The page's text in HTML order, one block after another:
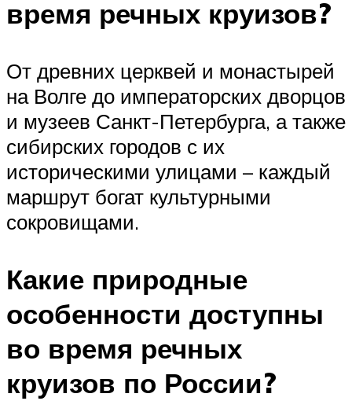
время речных круизов?
От древних церквей и монастырей
на Волге до императорских дворцов
и музеев Санкт-Петербурга, а также
сибирских городов с их
историческими улицами – каждый
маршрут богат культурными
сокровищами.
Какие природные
особенности доступны
во время речных
круизов по России?